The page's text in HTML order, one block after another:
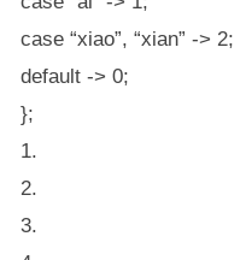
case “xiao”, “xian” -> 2;
default -> 0;
};
1.
2.
3.